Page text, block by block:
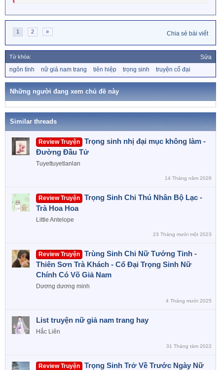
1 2 » Chia sẻ bài viết
Từ khóa: Sửa
ừ
k
ngôn tình nữ giả nam trang tiên hiệp trọng sinh truyện cổ đại
Những người đang xem chủ đề này
Similar threads
Review Truyện
Trọng sinh nhị đại mục không làm -
Đường Đầu Tử
Tuyettuyetlanlan
14 Tháng năm 2026
Review Truyện
Trọng Sinh Chi Thú Nhân Bộ Lạc -
Trà Hoa Hoa
Little Antelope
23 Tháng mười một 2023
Review Truyện
Trùng Sinh Chi Nữ Tướng Tinh -
Thiên Sơn Trà Khách - Cổ Đại Trọng Sinh Nữ
Chính Có Võ Giả Nam
Dương dương minh
4 Tháng mười 2025
List truyện nữ giả nam trang hay
Hắc Liên
31 Tháng tám 2022
Review Truyện
Trọng Sinh Trở Về Trước Ngày Nữ